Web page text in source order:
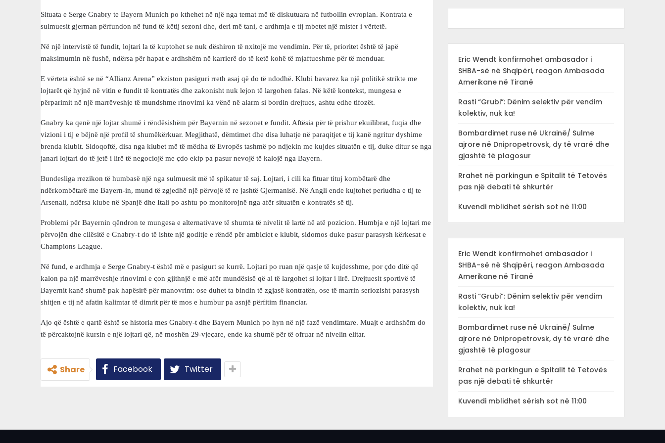
Situata e Serge Gnabry te Bayern Munich po kthehet në një nga temat më të diskutuara në futbollin evropian. Kontrata e
sulmuesit gjerman përfundon në fund të këtij sezoni dhe, deri më tani, e ardhmja e tij mbetet një mister i vërtetë.
Në një intervistë të fundit, lojtari la të kuptohet se nuk dëshiron të nxitojë me vendimin. Për të, prioritet është të japë
maksimumin në fushë, ndërsa për hapat e ardhshëm në karrierë do të ketë kohë të mjaftueshme për të menduar.
E vërteta është se në “Allianz Arena” ekziston pasiguri rreth asaj që do të ndodhë. Klubi bavarez ka një politikë strikte me
lojtarët që hyjnë në vitin e fundit të kontratës dhe zakonisht nuk lejon të largohen falas. Në këtë kontekst, mungesa e
përparimit në një marrëveshje të mundshme rinovimi ka vënë në alarm si bordin drejtues, ashtu edhe tifozët.
Gnabry ka qenë një lojtar shumë i rëndësishëm për Bayernin në sezonet e fundit. Aftësia për të prishur ekuilibrat, fuqia dhe
vizioni i tij e bëjnë një profil të shumëkërkuar. Megjithatë, dëmtimet dhe disa luhatje në paraqitjet e tij kanë ngritur dyshime
brenda klubit. Sidoqoftë, disa nga klubet më të mëdha të Evropës tashmë po ndjekin me kujdes situatën e tij, duke ditur se nga
janari lojtari do të jetë i lirë të negociojë me çdo ekip pa pasur nevojë të kalojë nga Bayern.
Bundesliga rrezikon të humbasë një nga sulmuesit më të spikatur të saj. Lojtari, i cili ka fituar tituj kombëtarë dhe
ndërkombëtarë me Bayern-in, mund të zgjedhë një përvojë të re jashtë Gjermanisë. Në Angli ende kujtohet periudha e tij te
Arsenali, ndërsa klube në Spanjë dhe Itali po ashtu po monitorojnë nga afër situatën e kontratës së tij.
Problemi për Bayernin qëndron te mungesa e alternativave të shumta të nivelit të lartë në atë pozicion. Humbja e një lojtari me
përvojën dhe cilësitë e Gnabry-t do të ishte një goditje e rëndë për ambiciet e klubit, sidomos duke pasur parasysh kërkesat e
Champions League.
Në fund, e ardhmja e Serge Gnabry-t është më e pasigurt se kurrë. Lojtari po ruan një qasje të kujdesshme, por çdo ditë që
kalon pa një marrëveshje rinovimi e çon gjithnjë e më afër mundësisë që ai të largohet si lojtar i lirë. Drejtuesit sportivë të
Bayernit kanë shumë pak hapësirë për manovrim: ose duhet ta bindin të zgjasë kontratën, ose të marrin seriozisht parasysh
shitjen e tij në afatin kalimtar të dimrit për të mos e humbur pa asnjë përfitim financiar.
Ajo që është e qartë është se historia mes Gnabry-t dhe Bayern Munich po hyn në një fazë vendimtare. Muajt e ardhshëm do
të përcaktojnë kursin e një lojtari që, në moshën 29-vjeçare, ende ka shumë për të ofruar në nivelin elitar.
Share Facebook Twitter
Eric Wendt konfirmohet ambasador i
SHBA-së në Shqipëri, reagon Ambasada
Amerikane në Tiranë
Rasti “Grubi”: Dënim selektiv për vendim
kolektiv, nuk ka!
Bombardimet ruse në Ukrainë/ Sulme
ajrore në Dnipropetrovsk, dy të vrarë dhe
gjashtë të plagosur
Rrahet në parkingun e Spitalit të Tetovës
pas një debati të shkurtër
Kuvendi mblidhet sërish sot në 11:00
Eric Wendt konfirmohet ambasador i
SHBA-së në Shqipëri, reagon Ambasada
Amerikane në Tiranë
Rasti “Grubi”: Dënim selektiv për vendim
kolektiv, nuk ka!
Bombardimet ruse në Ukrainë/ Sulme
ajrore në Dnipropetrovsk, dy të vrarë dhe
gjashtë të plagosur
Rrahet në parkingun e Spitalit të Tetovës
pas një debati të shkurtër
Kuvendi mblidhet sërish sot në 11:00